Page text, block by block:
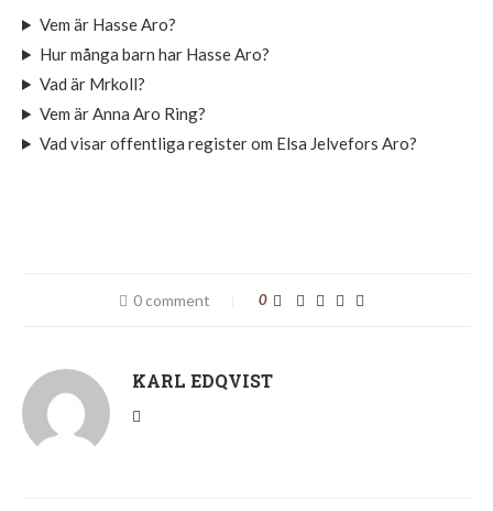
Vem är Hasse Aro?
Hur många barn har Hasse Aro?
Vad är Mrkoll?
Vem är Anna Aro Ring?
Vad visar offentliga register om Elsa Jelvefors Aro?
0 comment 0
KARL EDQVIST